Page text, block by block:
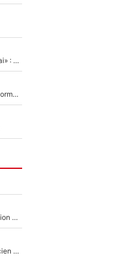
Mercato - OM - «Dès que je prends un club, je t’appellerai» : La promesse de Marcelino au moment de claquer la porte
Victime de racisme contre Murray, Kyrgios pousse un énorme coup de gueule !
«Il a décidé de rester au PSG» : Les coulisses de la décision de Lucas Chevalier pour son transfert
Après le dérapage de Nelson Monfort sur CNews, un ancien journaliste de France Télévisions relance la polémique sur les incendies en Gironde